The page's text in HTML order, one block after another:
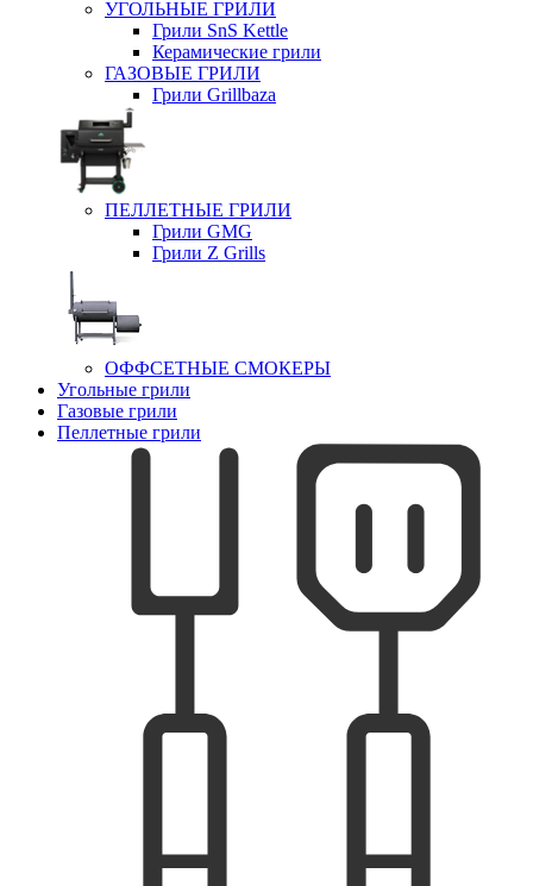
УГОЛЬНЫЕ ГРИЛИ
Грили SnS Kettle
Керамические грили
ГАЗОВЫЕ ГРИЛИ
Грили Grillbaza
ПЕЛЛЕТНЫЕ ГРИЛИ
Грили GMG
Грили Z Grills
ОФФСЕТНЫЕ СМОКЕРЫ
Угольные грили
Газовые грили
Пеллетные грили